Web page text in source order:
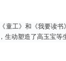
童工》和《我要读
生动塑造了高玉宝